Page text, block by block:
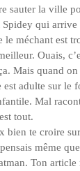
sauter la ville
qui
le méchant est
Ouais,
Mais quand on
est adulte sur le
Mal
tout.
bien te croire
même
Ton article